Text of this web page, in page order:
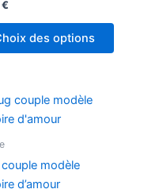
€
des options
modèle
d’amour